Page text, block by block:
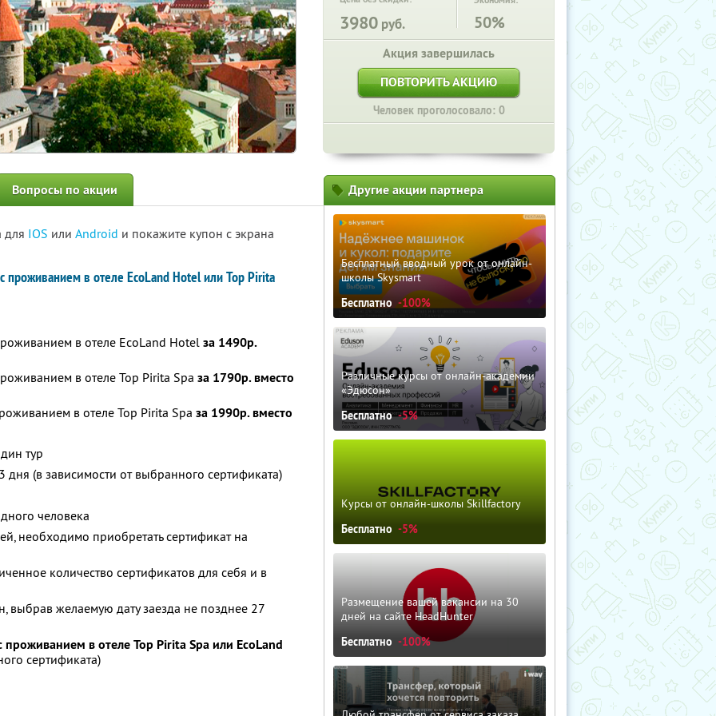
3980 руб. 50%
Акция завершилась
ПОВТОРИТЬ АКЦИЮ
Человек проголосовало: 0
Вопросы по акции
для IOS или Android и покажите купон с экрана
проживанием в отеле EcoLand Hotel или Top Pirita
в отеле EcoLand Hotel за 1490р.
в отеле Top Pirita Spa за 1790р. вместо
в отеле Top Pirita Spa за 1990р. вместо
тур
дня (в зависимости от выбранного сертификата)
человека
необходимо приобретать сертификат на
количество сертификатов для себя и в
выбрав желаемую дату заезда не позднее 27
проживанием в отеле Top Pirita Spa или EcoLand
сертификата)
Другие акции партнера
Бесплатный вводный урок от онлайн-
школы Skysmart
Бесплатно -100%
Различные курсы от онлайн-академии
«Эдюсон»
Бесплатно -5%
Курсы от онлайн-школы Skillfactory
Бесплатно -5%
Размещение вашей вакансии на 30
дней на сайте HeadHunter
Бесплатно -100%